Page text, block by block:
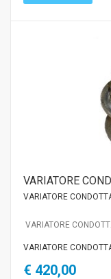
VARIATORE
VARIATORE
VARIATORE
VARIATORE
€ 420,00